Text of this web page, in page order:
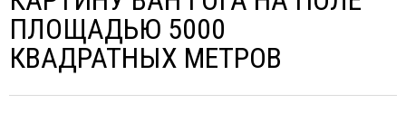
ПЛОЩАДЬЮ 5000
КВАДРАТНЫХ МЕТРОВ